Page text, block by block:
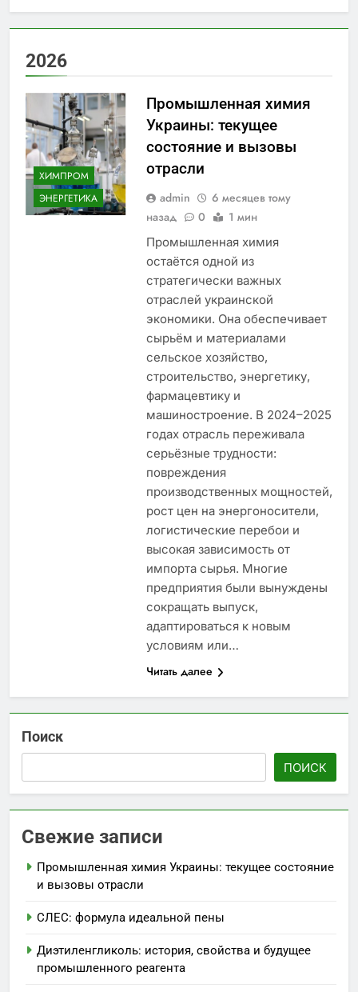
2026
ХИМПРОМ
ЭНЕРГЕТИКА
Промышленная химия
Украины: текущее
состояние и вызовы
отрасли
admin
6 месяцев тому
назад
0 1 мин
Промышленная химия
остаётся одной из
стратегически важных
отраслей украинской
экономики. Она обеспечивает
сырьём и материалами
сельское хозяйство,
строительство, энергетику,
фармацевтику и
машиностроение. В 2024–2025
годах отрасль переживала
серьёзные трудности:
повреждения
производственных мощностей,
рост цен на энергоносители,
логистические перебои и
высокая зависимость от
импорта сырья. Многие
предприятия были вынуждены
сокращать выпуск,
адаптироваться к новым
условиям или…
Читать далее
Поиск
ПОИСК
Свежие записи
Промышленная химия Украины: текущее состояние
и вызовы отрасли
СЛЕС: формула идеальной пены
Диэтиленгликоль: история, свойства и будущее
промышленного реагента